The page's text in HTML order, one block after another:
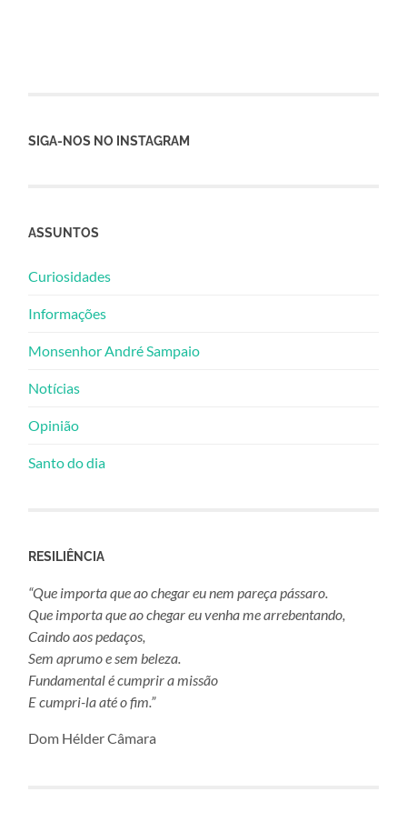
SIGA-NOS NO INSTAGRAM
ASSUNTOS
Curiosidades
Informações
Monsenhor André Sampaio
Notícias
Opinião
Santo do dia
RESILIÊNCIA
“Que importa que ao chegar eu nem pareça pássaro.
Que importa que ao chegar eu venha me arrebentando,
Caindo aos pedaços,
Sem aprumo e sem beleza.
Fundamental é cumprir a missão
E cumpri-la até o fim.”
Dom Hélder Câmara